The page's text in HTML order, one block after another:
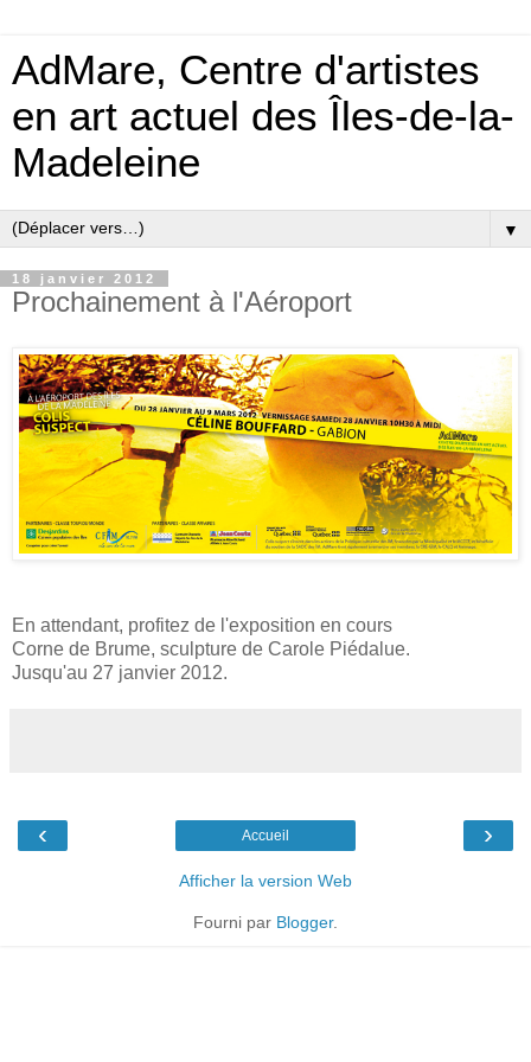
AdMare, Centre d'artistes
en art actuel des Îles-de-la-
Madeleine
▼
18 janvier 2012
Prochainement à l'Aéroport
En attendant, profitez de l'exposition en cours
Corne de Brume, sculpture de Carole Piédalue.
Jusqu'au 27 janvier 2012.
‹ ›
Accueil
Afficher la version Web
Fourni par Blogger.